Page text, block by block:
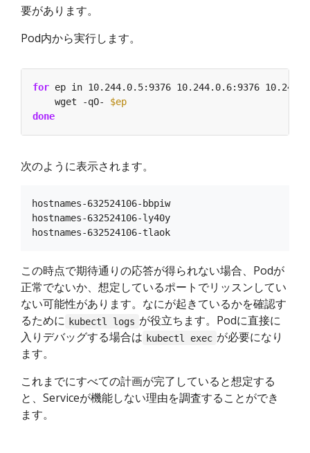
要があります。
Pod内から実行します。
for ep in 10.244.0.5:9376 10.244.0.6:9376
    wget -qO-
$ep
done
次のように表示されます。
hostnames-632524106-bbpiw
hostnames-632524106-ly40y
この時点で期待通りの応答が得られない場合、Podが
正常でないか、想定しているポートでリッスンしてい
ない可能性があります。なにが起きているかを確認す
るために kubectl logs が役立ちます。Podに直接に
入りデバッグする場合は kubectl exec が必要になり
ます。
これまでにすべての計画が完了していると想定する
と、Serviceが機能しない理由を調査することができ
ます。